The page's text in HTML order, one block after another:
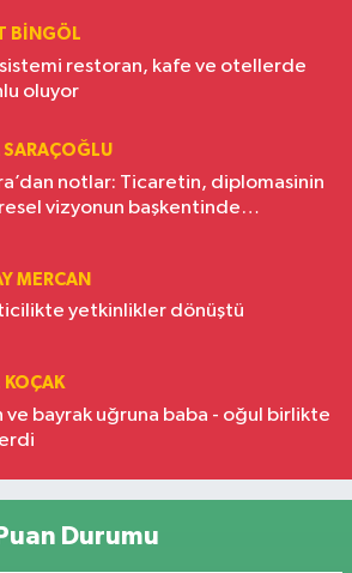
BINGÖL
restoran, kafe ve otellerde
oluyor
SARAÇOĞLU
notlar: Ticaretin, diplomasinin
vizyonun başkentinde
MERCAN
yetkinlikler dönüştü
KOÇAK
ve bayrak uğruna baba - oğul birlikte
Durumu